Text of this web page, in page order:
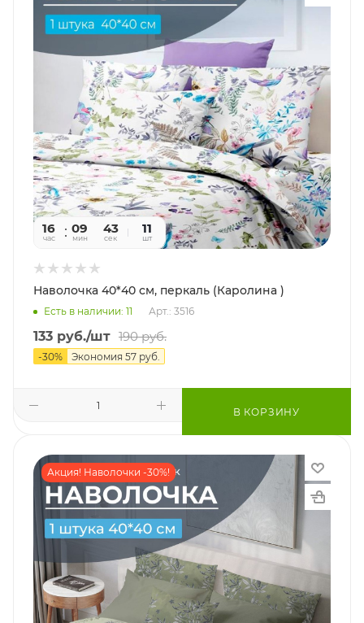
16
час
09
мин
41
сек
11
шт
Наволочка 40*40 см, перкаль (Каролина )
Есть в наличии: 11 Арт.: 3516
133 руб./шт 190руб.
-30% Экономия 57 руб.
В КОРЗИНУ
Акция! Наволочки -30%!